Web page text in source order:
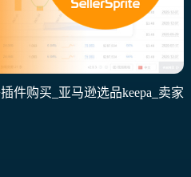
件购买_亚马逊选品keepa_卖家